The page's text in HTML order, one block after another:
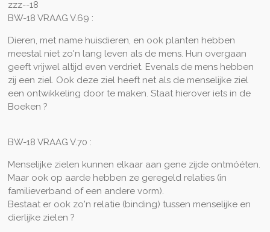
zzz--18
BW-18 VRAAG V.69 :
Dieren, met name huisdieren, en ook planten hebben
meestal niet zo'n lang leven als de mens. Hun overgaan
geeft vrijwel altijd even verdriet. Evenals de mens hebben
zij een ziel. Ook deze ziel heeft net als de menselijke ziel
een ontwikkeling door te maken. Staat hierover iets in de
Boeken ?
BW-18 VRAAG V.70 :
Menselijke zielen kunnen elkaar aan gene zijde ontmóéten.
Maar ook op aarde hebben ze geregeld relaties (in
familieverband of een andere vorm).
Bestaat er ook zo'n relatie (binding) tussen menselijke en
dierlijke zielen ?